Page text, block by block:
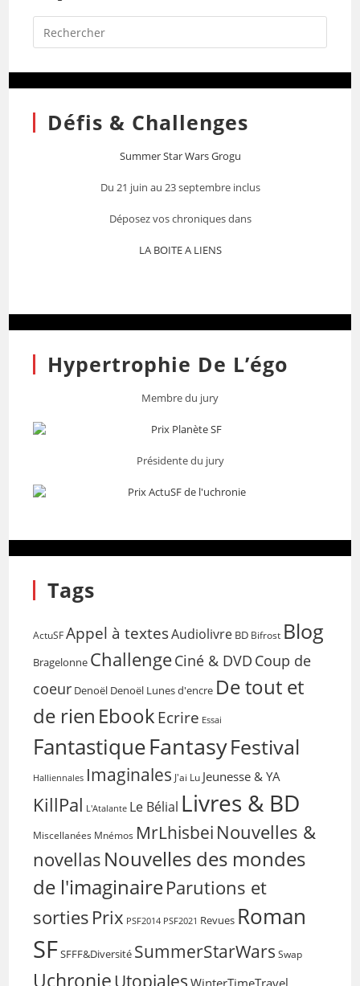
Défis & Challenges
Summer Star Wars Grogu
Du 21 juin au 23 septembre inclus
Déposez vos chroniques dans
LA BOITE A LIENS
Hypertrophie De L’égo
Membre du jury
Présidente du jury
Tags
ActuSF Appel à textesAudiolivre BD Bifrost Blog
Bragelonne ChallengeCiné & DVD Coup de
coeur Denoël Denoël Lunes d'encre De tout et
de rien EbookEcrire Essai
FantastiqueFantasyFestival
Halliennales Imaginales J'ai Lu Jeunesse & YA
KillPal L'Atalante Le Bélial Livres & BD
Miscellanées Mnémos MrLhisbei Nouvelles &
novellas Nouvelles des mondes
de l'imaginaireParutions et
sorties Prix PSF2014 PSF2021 Revues Roman
SFSFFF&Diversité SummerStarWars Swap
Uchronie Utopiales WinterTimeTravel